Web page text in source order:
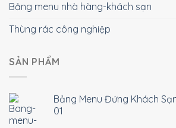
Bảng menu nhà hàng-khách sạn
Thùng rác công nghiệp
SẢN PHẨM
Bảng Menu Đứng Khách
01